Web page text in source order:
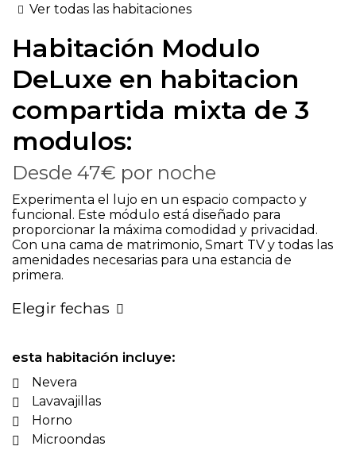
Ver todas las habitaciones
Habitación Modulo
DeLuxe en habitacion
compartida mixta de 3
modulos:
Desde 47€ por noche
Experimenta el lujo en un espacio compacto y
funcional. Este módulo está diseñado para
proporcionar la máxima comodidad y privacidad.
Con una cama de matrimonio, Smart TV y todas las
amenidades necesarias para una estancia de
primera.
Elegir fechas
esta habitación incluye:
Nevera
Lavavajillas
Horno
Microondas